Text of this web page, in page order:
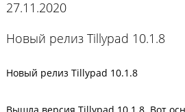
27.11.2020
Новый релиз Tillypad 10.1.8
Новый релиз Tillypad 10.1.8
Вышла версия Tillypad 10.1.8. Вот